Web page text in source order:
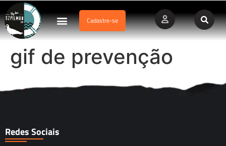
Cadastre-se
gif de prevenção
Redes Sociais